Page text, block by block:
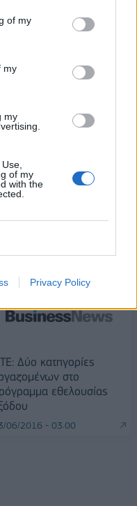
of my
my
my
of my
with the
Privacy Policy
τους μέχρι το
διεθνή σειρά δεικτών
ΚΑΤΗΓΟΡΊΑ
Δύο κατηγορίες
στο
εθελουσίας
06/2016 - 03:00